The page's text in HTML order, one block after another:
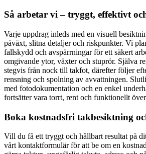
Så arbetar vi – tryggt, effektivt
Varje uppdrag inleds med en visuell
påväxt, slitna detaljer och riskpunkter. Vi
fallskydd och avspärrningar för ett säkert
omgivande ytor, växter och stuprör. Själva
stegvis från nock till takfot, därefter följer
rensning och spolning av avvattningen.
med fotodokumentation och en enkel
fortsätter vara torrt, rent och funktionellt
Boka kostnadsfri takbesiktning
Vill du få ett tryggt och hållbart resultat på
vårt kontaktformulär för att be om en